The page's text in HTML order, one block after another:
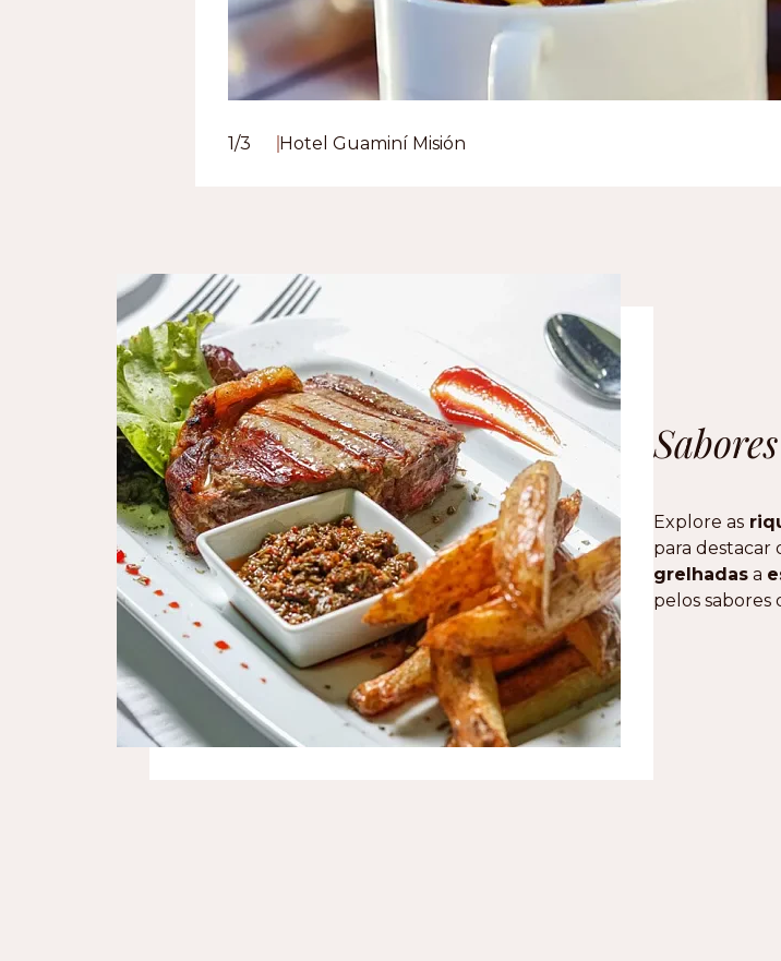
1/3 Hotel Guaminí Misión
Explore as
para destacar
grelhadas a
pelos sabores